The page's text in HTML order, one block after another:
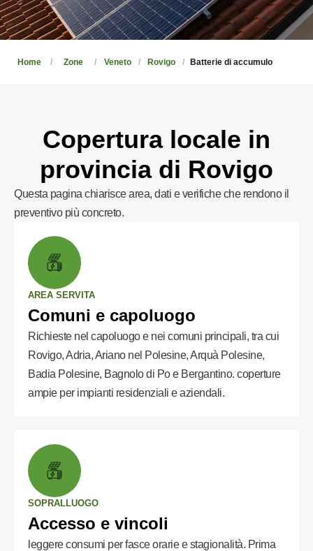
Home Zone Veneto Rovigo Batterie di accumulo
Copertura locale in
provincia di Rovigo
Questa pagina chiarisce area, dati e verifiche che rendono il
preventivo più concreto.
AREA SERVITA
Comuni e capoluogo
Richieste nel capoluogo e nei comuni principali, tra cui
Rovigo, Adria, Ariano nel Polesine, Arquà Polesine,
Badia Polesine, Bagnolo di Po e Bergantino. coperture
ampie per impianti residenziali e aziendali.
SOPRALLUOGO
Accesso e vincoli
leggere consumi per fasce orarie e stagionalità. Prima